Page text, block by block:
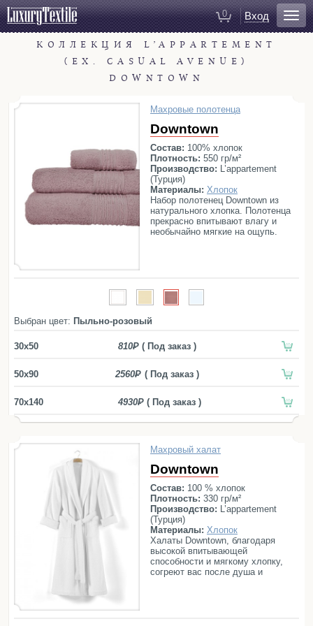
0 Вход
Для ванной
Халаты
Полотенца
Коврики для ванной
Тапочки
Рукавицы для душа
Косметички
Для спальни
Постельное белье
Покрывала
Домашняя одежда
Балетки
Маски для сна
Наматрасники
Для детей
Детское постельное белье
Детские полотенца
Детские халаты
Бортики в кроватку
КОЛЛЕКЦИЯ L’APPARTEMENT
(EX. CASUAL AVENUE)
DOWNTOWN
Махровые полотенца
Downtown
Состав: 100% хлопок
Плотность: 550 гр/м²
Производство: L’appartement
(Турция)
Материалы: Хлопок
Набор полотенец Downtown из
натурального хлопка. Полотенца
прекрасно впитывают влагу и
необычайно мягкие на ощупь.
Выбран цвет: Пыльно-розовый
30x50 810 ( Под заказ )
50x90 2560 ( Под заказ )
70x140 4930 ( Под заказ )
Махровый халат
Downtown
Состав: 100 % хлопок
Плотность: 330 гр/м²
Производство: L’appartement
(Турция)
Материалы: Хлопок
Халаты Downtown, благодаря
высокой впитывающей
способности и мягкому хлопку,
согреют вас после душа и